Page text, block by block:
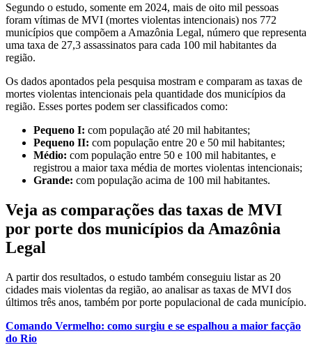
Segundo o estudo, somente em 2024, mais de oito mil pessoas
foram vítimas de MVI (mortes violentas intencionais) nos 772
municípios que compõem a Amazônia Legal, número que representa
uma taxa de 27,3 assassinatos para cada 100 mil habitantes da
região.
Os dados apontados pela pesquisa mostram e comparam as taxas de
mortes violentas intencionais pela quantidade dos municípios da
região. Esses portes podem ser classificados como:
Pequeno I: com população até 20 mil habitantes;
Pequeno II: com população entre 20 e 50 mil habitantes;
Médio: com população entre 50 e 100 mil habitantes, e
registrou a maior taxa média de mortes violentas intencionais;
Grande: com população acima de 100 mil habitantes.
Veja as comparações das taxas de MVI
por porte dos municípios da Amazônia
Legal
A partir dos resultados, o estudo também conseguiu listar as 20
cidades mais violentas da região, ao analisar as taxas de MVI dos
últimos três anos, também por porte populacional de cada município.
Comando Vermelho: como surgiu e se espalhou a maior facção
do Rio